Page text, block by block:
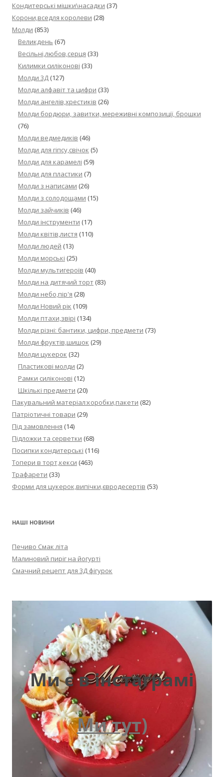
Кондитерські мішки\насадки (37)
Корони,вседля королеви (28)
Молди (853)
Великдень (67)
Весільні,любов,серця (33)
Килимки силіконові (33)
Молди 3Д (127)
Молди алфавіт та цифри (33)
Молди ангелів,хрестиків (26)
Молди бордюри, завитки, мереживні композиції, брошки
(76)
Молди ведмедиків (46)
Молди для гіпсу,свічок (5)
Молди для карамелі (59)
Молди для пластики (7)
Молди з написами (26)
Молди з солодощами (15)
Молди зайчиків (46)
Молди інструменти (17)
Молди квітів,листя (110)
Молди людей (13)
Молди морські (25)
Молди мультигероїв (40)
Молди на дитячий торт (83)
Молди небо,пір'я (28)
Молди Новий рік (109)
Молди птахи,звірі (134)
Молди різні: бантики, цифри, предмети (73)
Молди фруктів,шишок (29)
Молди цукерок (32)
Пластикові молди (2)
Рамки силіконові (12)
Шкількі предмети (20)
Пакувальний матеріал:коробки,пакети (82)
Патріотичні товари (29)
Під замовлення (14)
Підложки та серветки (68)
Посипки кондитерські (116)
Топери в торт,кекси (463)
Трафарети (33)
Форми для цукерок,випічки,євродесертів (53)
НАШІ НОВИНИ
Печиво Смак літа
Малиновий пиріг на йогурті
Смачний рецепт для 3Д фігурок
Ми є в інстаграмі
Ми тут)